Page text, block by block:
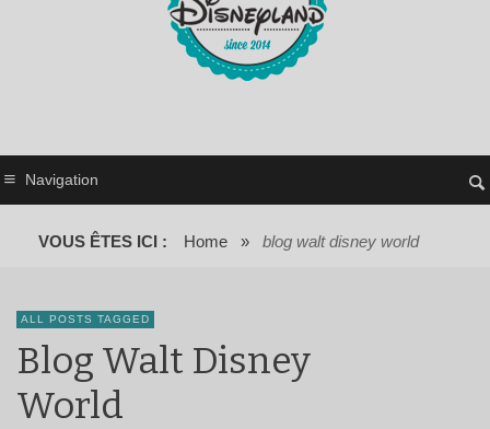
Navigation
VOUS ÊTES ICI : Home » blog walt disney world
ALL POSTS TAGGED
Blog Walt Disney
World